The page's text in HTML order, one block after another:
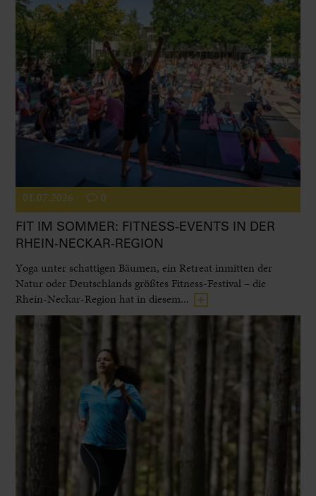
01.07.2026 0
FIT IM SOMMER: FITNESS-EVENTS IN DER
RHEIN-NECKAR-REGION
Yoga unter schattigen Bäumen, ein Retreat inmitten der
Natur oder Deutschlands größtes Fitness-Festival – die
Rhein-Neckar-Region hat in diesem...